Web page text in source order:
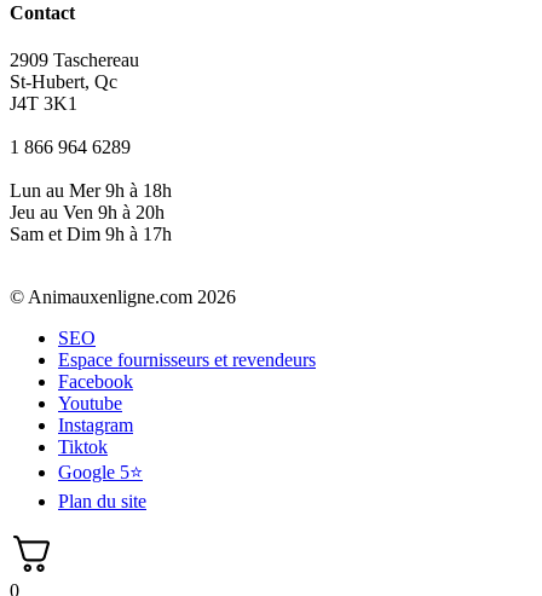
Contact
2909 Taschereau
St-Hubert, Qc
J4T 3K1
1 866 964 6289
Lun au Mer 9h à 18h
Jeu au Ven 9h à 20h
Sam et Dim 9h à 17h
© Animauxenligne.com 2026
SEO
Espace fournisseurs et revendeurs
Facebook
Youtube
Instagram
Tiktok
Google 5⭐
Plan du site
0